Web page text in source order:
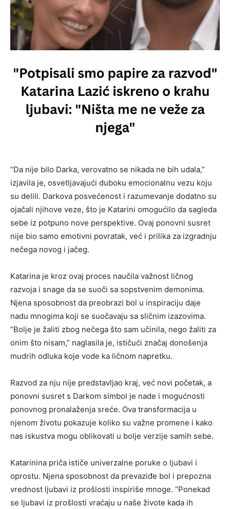
“Da nije bilo Darka, verovatno se nikada ne bih udala,”
izjavila je, osvetljavajući duboku emocionalnu vezu koju
su delili. Darkova posvećenost i razumevanje dodatno su
ojačali njihove veze, što je Katarini omogućilo da sagleda
sebe iz potpuno nove perspektive. Ovaj ponovni susret
nije bio samo emotivni povratak, već i prilika za izgradnju
nečega novog i jačeg.
Katarina je kroz ovaj proces naučila važnost ličnog
razvoja i snage da se suoči sa sopstvenim demonima.
Njena sposobnost da preobrazi bol u inspiraciju daje
nadu mnogima koji se suočavaju sa sličnim izazovima.
“Bolje je žaliti zbog nečega što sam učinila, nego žaliti za
onim što nisam,” naglasila je, ističući značaj donošenja
mudrih odluka koje vode ka ličnom napretku.
Razvod za nju nije predstavljao kraj, već novi početak, a
ponovni susret s Darkom simbol je nade i mogućnosti
ponovnog pronalaženja sreće. Ova transformacija u
njenom životu pokazuje koliko su važne promene i kako
nas iskustva mogu oblikovati u bolje verzije samih sebe.
Katarinina priča ističe univerzalne poruke o ljubavi i
oprostu. Njena sposobnost da prevaziđe bol i prepozna
vrednost ljubavi iz prošlosti inspiriše mnoge. “Ponekad
se ljubavi iz prošlosti vraćaju u naše živote kada ih